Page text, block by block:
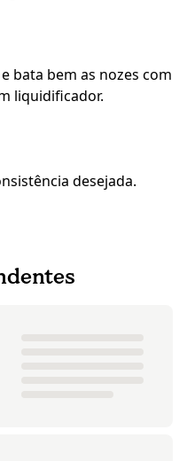
bata bem as nozes com
liquidificador.
desejada.